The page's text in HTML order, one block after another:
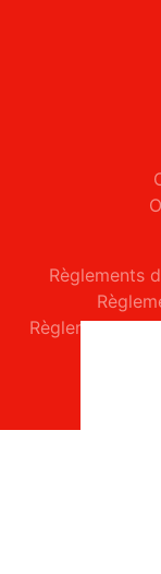
Règlements
Règlements